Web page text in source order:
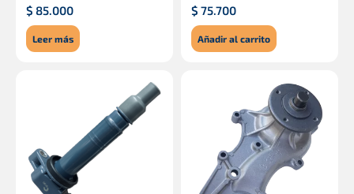
$ 85.000
Leer más
$ 75.700
Añadir al carrito